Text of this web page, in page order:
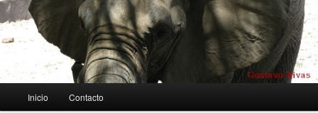
principal
Inicio Contacto